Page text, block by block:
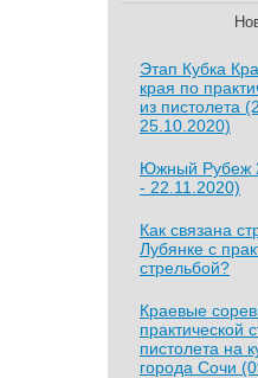
Этап Кубка
края по
из пистолета
25.10.2020)
Южный Рубеж
- 22.11.2020)
Как связана
Лубянке с
стрельбой?
Краевые
практической
пистолета на
города Сочи